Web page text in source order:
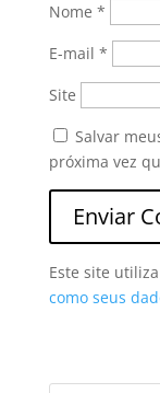
Nome *
E-mail *
Site
Salvar
próxima vez
Este site
como seus